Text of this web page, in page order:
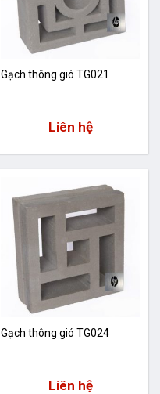
Gạch thông gió TG021
Liên hệ
Gạch thông gió TG024
Liên hệ